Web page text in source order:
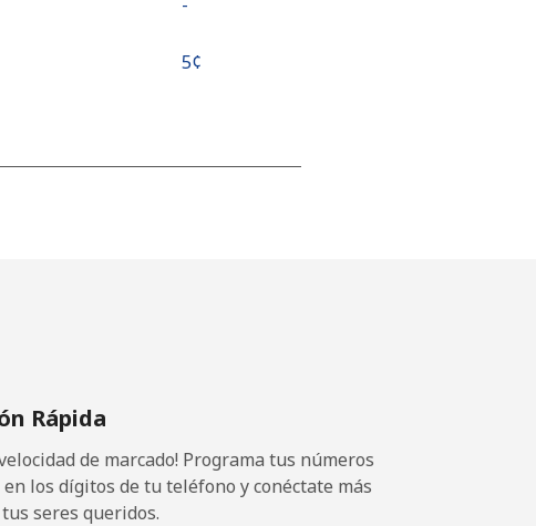
⁦5¢⁩
Rápida
de marcado! Programa tus números
los dígitos de tu teléfono y conéctate más
seres queridos.